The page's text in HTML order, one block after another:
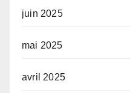
juin 2025
mai 2025
avril 2025